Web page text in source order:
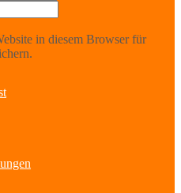
in diesem Browser für